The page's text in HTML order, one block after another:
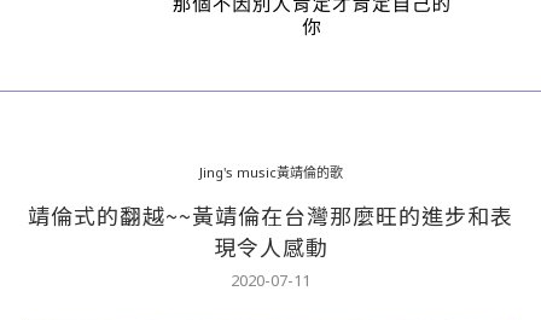
Jing's music黃靖倫的歌
靖倫式的翻越~~黃靖倫在台灣那麼旺的進步和表
現令人感動
2020-07-11